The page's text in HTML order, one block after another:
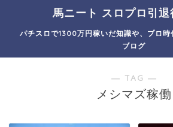
馬ニート スロプロ引退
パチスロで1300万円稼いだ知識や、プロ時
ブログ
― TAG ―
メシマズ稼働